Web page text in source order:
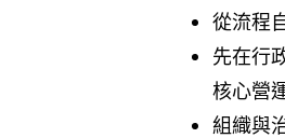
從流程
先在行
核心營
組織與